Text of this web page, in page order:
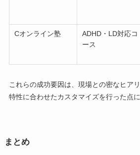
Cオンライン塾
ADHD・LD対応コ
ース
これらの成功要因は、現場との密なヒア
特性に合わせたカスタマイズを行った点に
まとめ